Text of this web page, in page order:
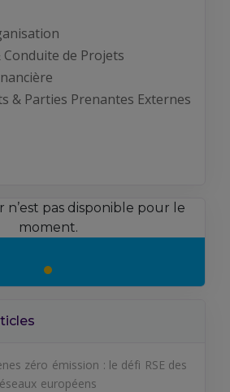
Conduite de Projets
& Parties Prenantes Externes
n’est pas disponible pour le
moment.
zéro émission : le défi RSE des
européens